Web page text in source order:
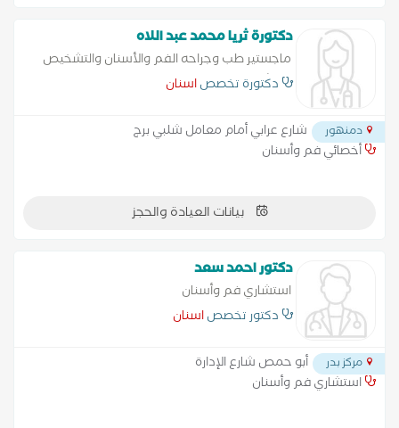
دكتورة ثريا محمد عبد اللاه
ماجستير طب وجراحه الفم والأسنان والتشخيص
والاشعه
دكتورة تخصصاسنان
دمنهور
شارع عرابي أمام معامل شلبي برج
أخصائي فم وأسنان
بيانات العيادة والحجز
دكتور احمد سعد
استشاري فم وأسنان
دكتور تخصصاسنان
مركز بدر
أبو حمص شارع الإدارة
استشاري فم وأسنان